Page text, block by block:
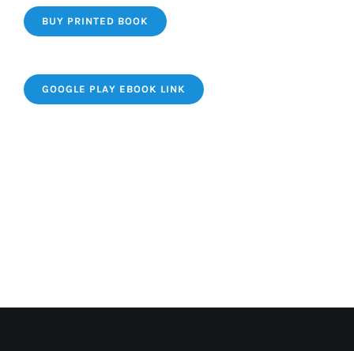
BUY PRINTED BOOK
GOOGLE PLAY EBOOK LINK